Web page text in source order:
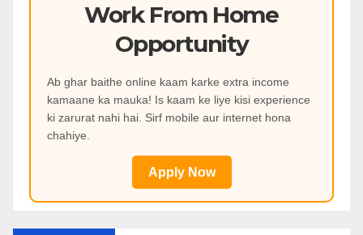
Work From Home
Opportunity
Ab ghar baithe online kaam karke extra income
kamaane ka mauka! Is kaam ke liye kisi experience
ki zarurat nahi hai. Sirf mobile aur internet hona
chahiye.
Apply Now